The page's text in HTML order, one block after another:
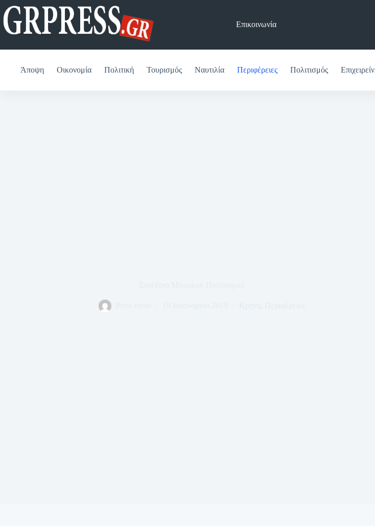
Μετάβαση
στο
περιεχόμενο
Επικοινωνία
Άποψη Οικονομία Πολιτική Τουρισμός Ναυτιλία Περιφέρειες Πολιτισμός Επιχειρείν